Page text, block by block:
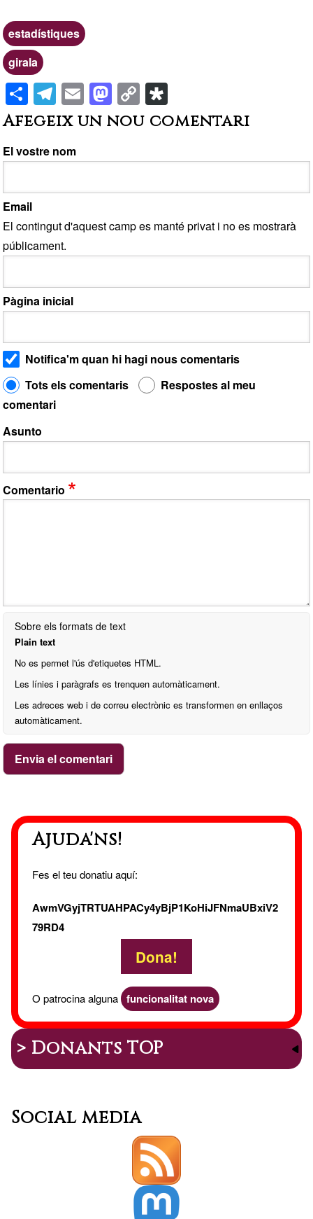
Etiquetas
estadístiques
girala
S
h
ar
e
T
el
e
gr
m
E
m
ail
M
a
st
o
o
n
C
o
p
y
n
k
a
s
p
a
Afegeix un nou comentari
El vostre nom
Email
El contingut d'aquest camp es manté privat i no es mostrarà
públicament.
Pàgina inicial
Notifica'm quan hi hagi nous comentaris
Tots els comentaris
Respostes al meu
comentari
Asunto
Comentario
Sobre els formats de text
Plain text
No es permet l'ús d'etiquetes HTML.
Les línies i paràgrafs es trenquen automàticament.
Les adreces web i de correu electrònic es transformen en enllaços
automàticament.
Ajuda'ns!
Fes el teu donatiu aquí:
AwmVGyjTRTUAHPACy4yBjP1KoHiJFNmaUBxiV2
79RD4
Dona!
O patrocina alguna funcionalitat nova
> Donants TOP
Social media